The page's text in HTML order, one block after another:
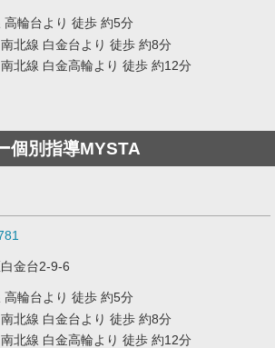
高輪台より 徒歩 約5分
北線 白金台より 徒歩 約8分
北線 白金高輪より 徒歩 約12分
個別指導MYSTA
金台2-9-6
高輪台より 徒歩 約5分
北線 白金台より 徒歩 約8分
北線 白金高輪より 徒歩 約12分